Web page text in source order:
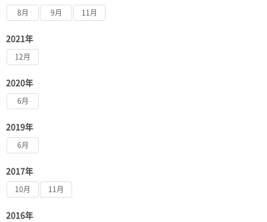
8月 9月 11月
2021年
12月
2020年
6月
2019年
6月
2017年
10月 11月
2016年